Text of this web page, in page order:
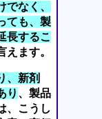
なく、
ても、製
長するこ
えます。
、新剤
り 、製品
、こうし